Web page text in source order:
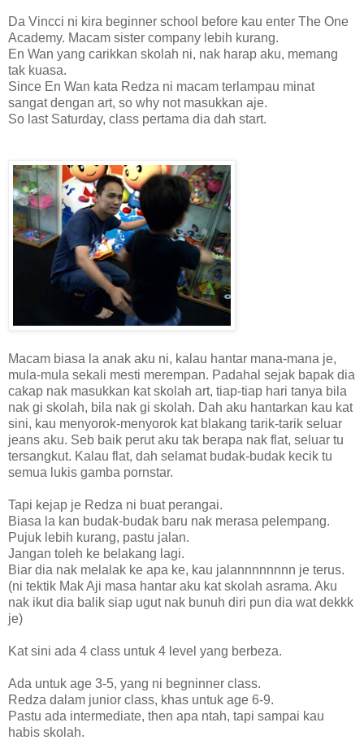
Da Vincci ni kira beginner school before kau enter The One
Academy. Macam sister company lebih kurang.
En Wan yang carikkan skolah ni, nak harap aku, memang
tak kuasa.
Since En Wan kata Redza ni macam terlampau minat
sangat dengan art, so why not masukkan aje.
So last Saturday, class pertama dia dah start.
Macam biasa la anak aku ni, kalau hantar mana-mana je,
mula-mula sekali mesti merempan. Padahal sejak bapak dia
cakap nak masukkan kat skolah art, tiap-tiap hari tanya bila
nak gi skolah, bila nak gi skolah. Dah aku hantarkan kau kat
sini, kau menyorok-menyorok kat blakang tarik-tarik seluar
jeans aku. Seb baik perut aku tak berapa nak flat, seluar tu
tersangkut. Kalau flat, dah selamat budak-budak kecik tu
semua lukis gamba pornstar.
Tapi kejap je Redza ni buat perangai.
Biasa la kan budak-budak baru nak merasa pelempang.
Pujuk lebih kurang, pastu jalan.
Jangan toleh ke belakang lagi.
Biar dia nak melalak ke apa ke, kau jalannnnnnnn je terus.
(ni tektik Mak Aji masa hantar aku kat skolah asrama. Aku
nak ikut dia balik siap ugut nak bunuh diri pun dia wat dekkk
je)
Kat sini ada 4 class untuk 4 level yang berbeza.
Ada untuk age 3-5, yang ni begninner class.
Redza dalam junior class, khas untuk age 6-9.
Pastu ada intermediate, then apa ntah, tapi sampai kau
habis skolah.